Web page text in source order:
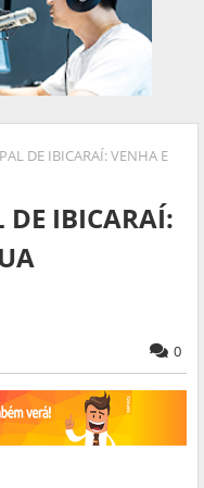
DE IBICARAÍ: VENHA E
IBICARAÍ:
0